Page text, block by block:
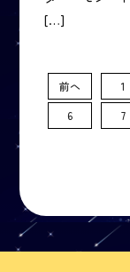
[…]
前へ 1
6
7